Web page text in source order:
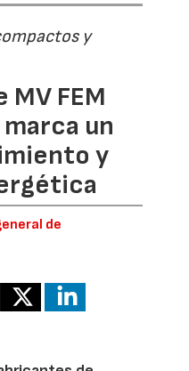
y
MV FEM
un
y
de